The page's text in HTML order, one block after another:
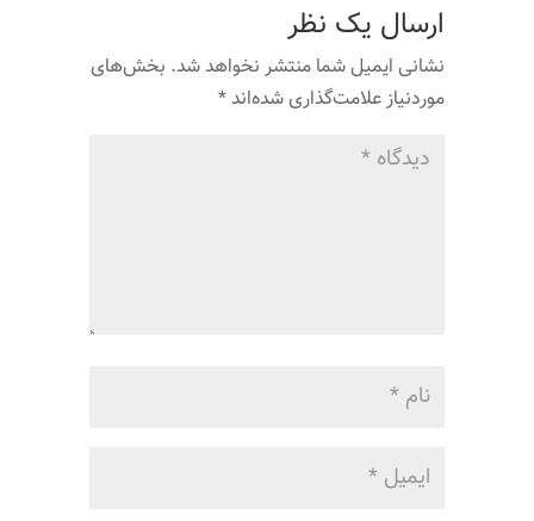
ارسال یک نظر
نشانی ایمیل شما منتشر نخواهد شد. بخش‌های
موردنیاز علامت‌گذاری شده‌اند*